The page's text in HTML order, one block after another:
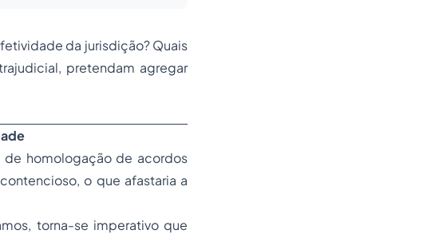
da jurisdição? Quais
pretendam agregar
de homologação de acordos
o que afastaria a
torna-se imperativo que